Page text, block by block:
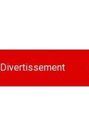
Divertissement